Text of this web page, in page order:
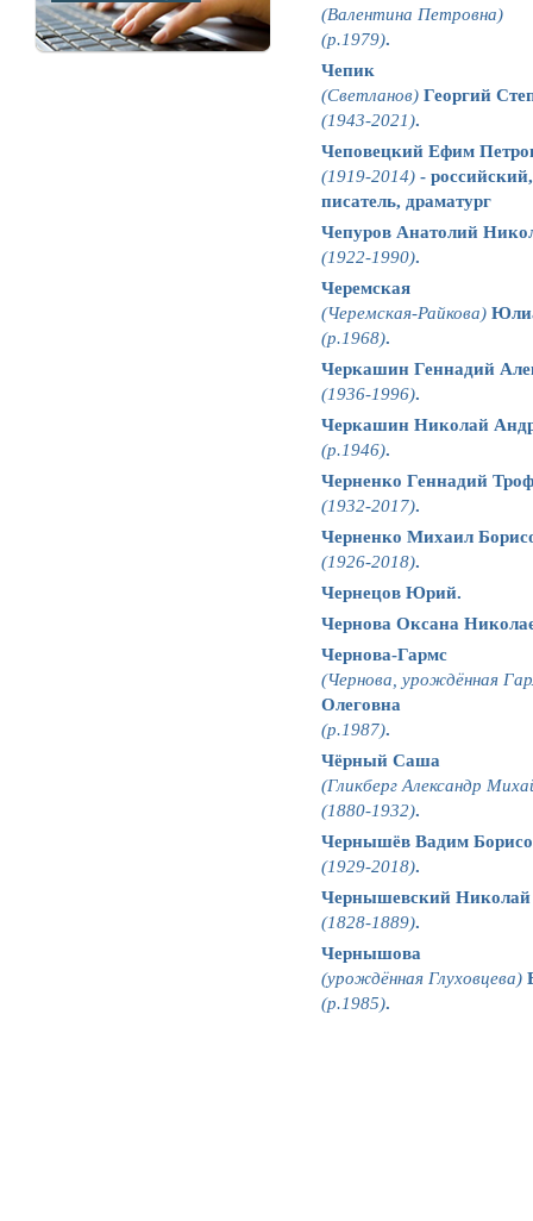
(Валентина Петровна)
(р.1979).
Чепик
(Светланов) Георгий
(1943-2021).
Чеповецкий Ефим
(1919-2014) -
писатель, драматург
Чепуров Анатолий
(1922-1990).
Черемская
(Черемская-Райкова)
(р.1968).
Черкашин Геннадий
(1936-1996).
Черкашин Николай
(р.1946).
Черненко Геннадий
(1932-2017).
Черненко Михаил
(1926-2018).
Чернецов Юрий.
Чернова Оксана
Чернова-Гармс
(Чернова, урождённая
Олеговна
(р.1987).
Чёрный Саша
(Гликберг Александр
(1880-1932).
Чернышёв Вадим
(1929-2018).
Чернышевский Николай
(1828-1889).
Чернышова
(урождённая Глуховцева)
(р.1985).